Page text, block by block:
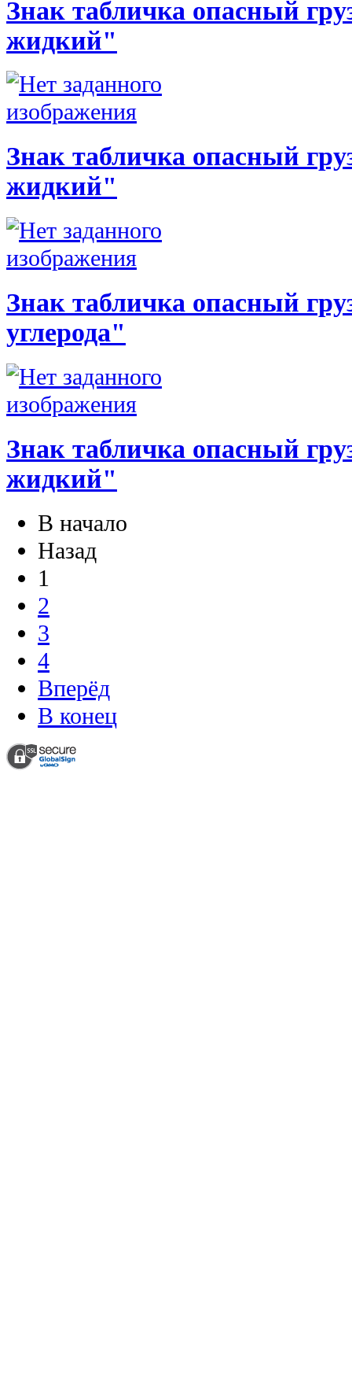
Знак табличка опасный
жидкий"
Знак табличка опасный
жидкий"
Знак табличка опасный
углерода"
Знак табличка опасный
жидкий"
В начало
Назад
1
2
3
4
Вперёд
В конец